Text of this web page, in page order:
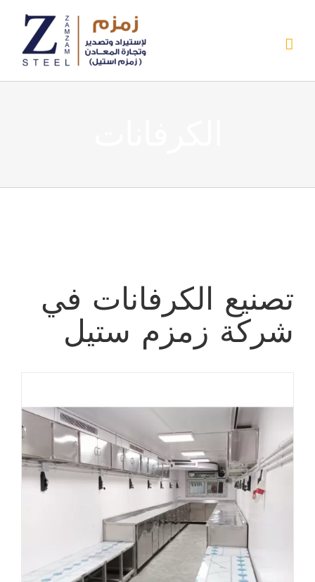
content
تصنيع الكرفانات في
شركة زمزم ستيل